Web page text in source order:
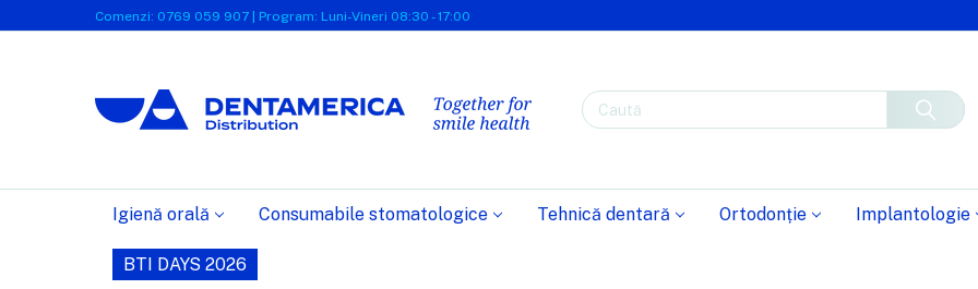
Comenzi: 0769 059 907 | Program: Luni-Vineri 08:30 - 17:00
Caută
Igienă orală Consumabile stomatologice Tehnică dentară Ortodonție Implantologie
BTI DAYS 2026